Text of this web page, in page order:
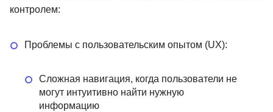
контролем:
Проблемы с пользовательским опытом (UX):
Сложная навигация, когда пользователи не
могут интуитивно найти нужную
информацию